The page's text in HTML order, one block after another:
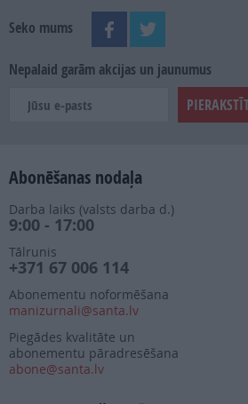
Seko mums
Nepalaid garām akcijas un jaunumus
Abonēšanas nodaļa
Darba laiks (valsts darba d.)
9:00 - 17:00
Tālrunis
+371 67 006 114
Abonementu noformēšana
manizurnali@santa.lv
Piegādes kvalitāte un
abonementu pāradresēšana
abone@santa.lv